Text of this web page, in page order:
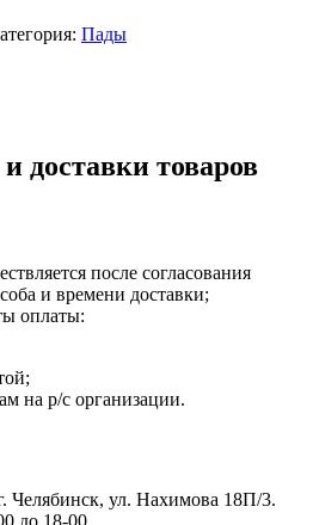
Пады
доставки товаров
после согласования
и времени доставки;
оплаты:
на р/с организации.
Челябинск, ул. Нахимова 18П/3.